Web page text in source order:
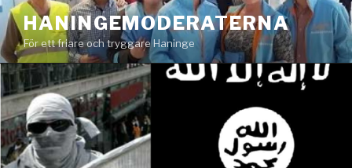
Hoppa
till
innehåll
HANINGEMODERATERNA
För ett friare och tryggare Haninge